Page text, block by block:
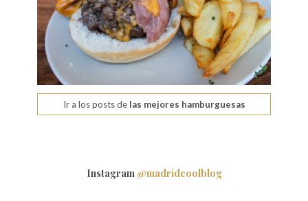
Ir a los posts delas mejores hamburguesas
Instagram @madridcoolblog